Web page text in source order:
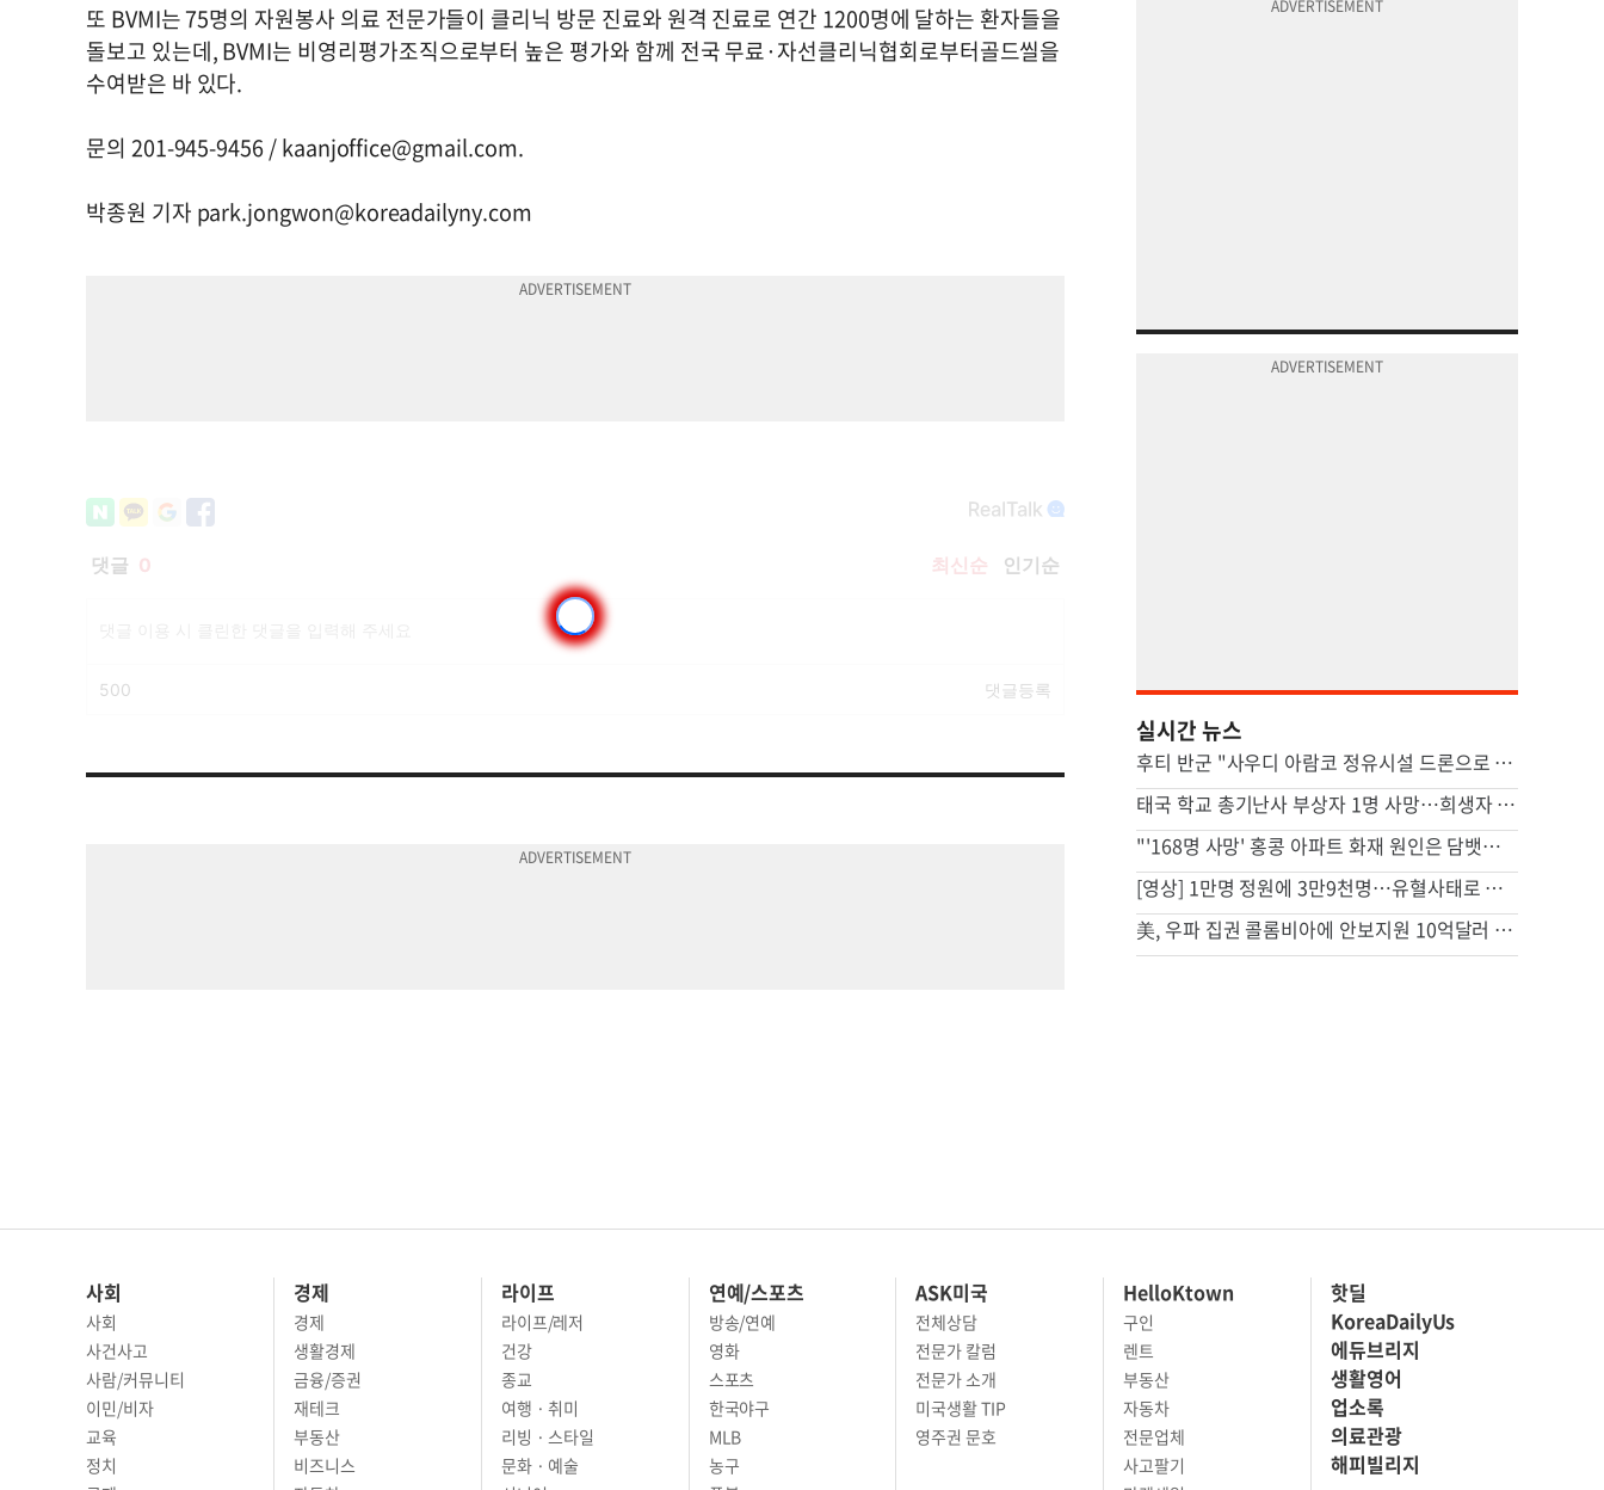
또 BVMI는 75명의 자원봉사 의료 전문가들이 클리닉 방문 진료와 원격 진료로 연간 1200명에 달하는 환자들을
돌보고 있는데, BVMI는 비영리평가조직으로부터 높은 평가와 함께 전국 무료·자선클리닉협회로부터골드씰을
수여받은 바 있다.
문의 201-945-9456 /kaanjoffice@gmail.com.
박종원 기자 park.jongwon@koreadailyny.com
실시간 뉴스
후티 반군 "사우디 아람코 정유시설 드론으로 타격"(종합)
태국 학교 총기난사 부상자 1명 사망…희생자 8명으로 늘어
"'168명 사망' 홍콩 아파트 화재 원인은 담뱃불"…조사결과 발표
[영상] 1만명 정원에 3만9천명…유혈사태로 번진 스리랑카 교도소 폭동
美, 우파 집권 콜롬비아에 안보지원 10억달러 제공키로
사회
사회
사건사고
사람/커뮤니티
이민/비자
경제
경제
생활경제
금융/증권
재테크
라이프
라이프/레저
건강
종교
여행 · 취미
연예/스포츠
방송/연예
영화
스포츠
한국야구
ASK미국
전체상담
전문가 칼럼
전문가 소개
HelloKtown
구인
렌트
부동산
자동차
핫딜
KoreaDailyUs
에듀브리지
생활영어
업소록